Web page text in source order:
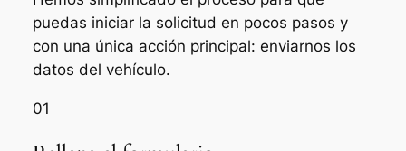
puedas iniciar la solicitud en pocos pasos y
con una única acción principal: enviarnos los
datos del vehículo.
01